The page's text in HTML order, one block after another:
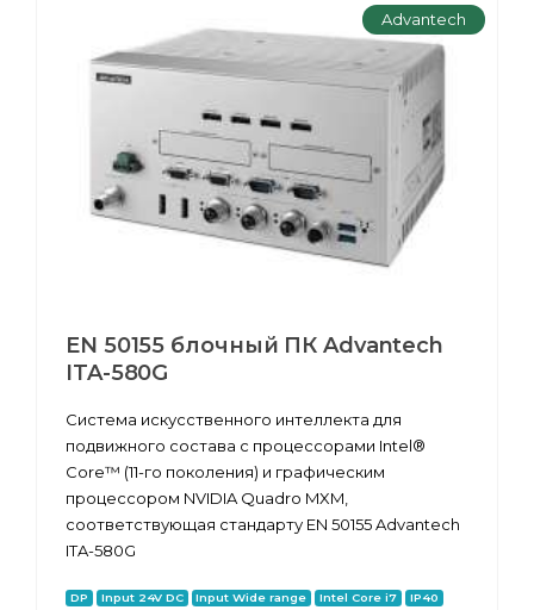
Advantech
EN 50155 блочный ПК Advantech
ITA-580G
Система искусственного интеллекта для
подвижного состава с процессорами Intel®
Core™ (11-го поколения) и графическим
процессором NVIDIA Quadro MXM,
соответствующая стандарту EN 50155 Advantech
ITA-580G
DP Input 24V DC Input Wide range Intel Core i7 IP40